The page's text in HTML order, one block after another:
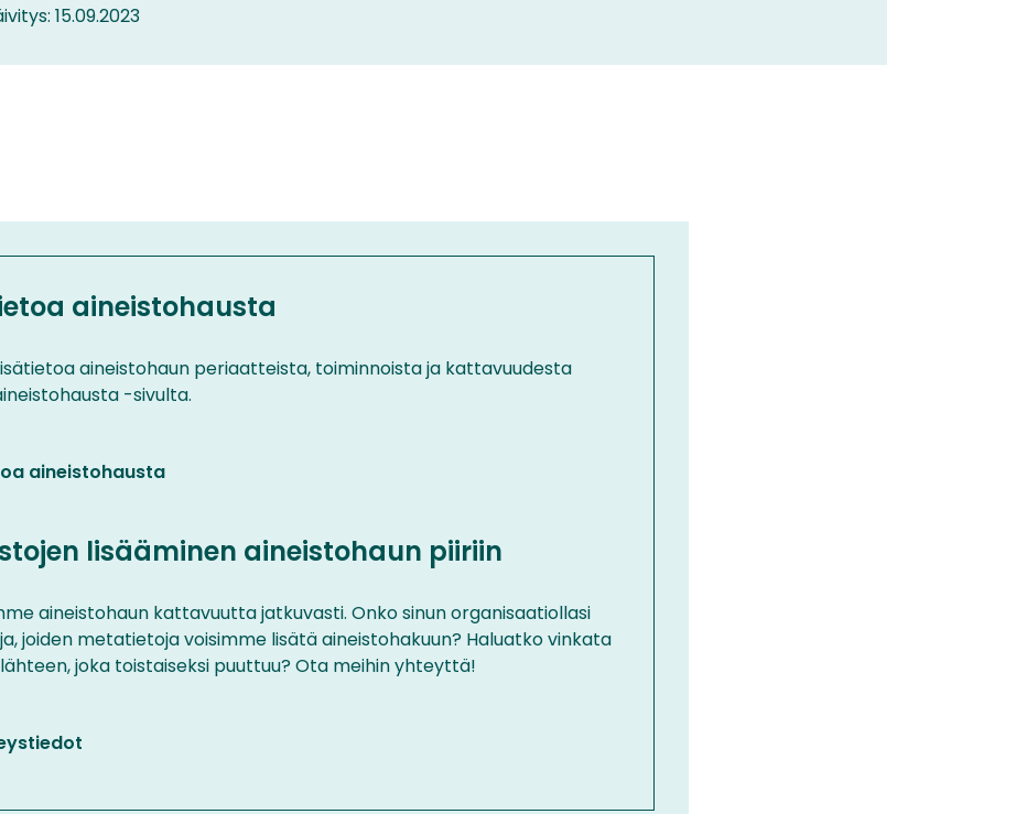
15.09.2023
aineistohausta
aineistohaun periaatteista, toiminnoista ja kattavuudesta
-sivulta.
aineistohausta
lisääminen aineistohaun piiriin
aineistohaun kattavuutta jatkuvasti. Onko sinun organisaatiollasi
joiden metatietoja voisimme lisätä aineistohakuun? Haluatko vinkata
joka toistaiseksi puuttuu? Ota meihin yhteyttä!